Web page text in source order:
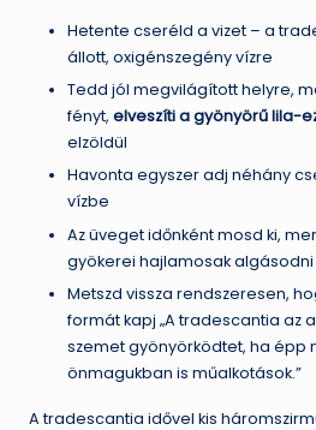
Hetente cseréld a vizet – a
állott, oxigénszegény vízre
Tedd jól megvilágított helyre,
fényt, elveszíti a gyönyörű lila-
elzöldül
Havonta egyszer adj néhány
vízbe
Az üveget időnként mosd ki,
gyökerei hajlamosak algásodni
Metszd vissza rendszeresen,
formát kapj „A tradescantia az
szemet gyönyörködtet, ha épp
önmagukban is műalkotások.”
A tradescantia idővel kis